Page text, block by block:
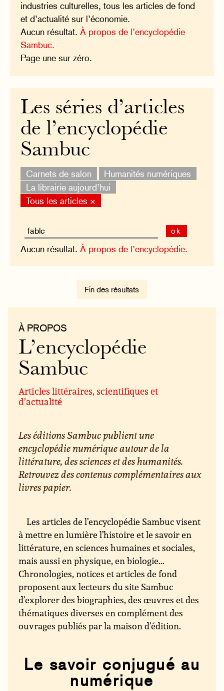
industries culturelles, tous les articles de fond
et d’actualité sur l’économie.
Aucun résultat.À propos de l’encyclopédie
Sambuc.
Page une sur zéro.
Les séries d’articles
de l’encyclopédie
Sambuc
Carnets de salon
Humanités numériques
La librairie aujourd’hui
Tous les articles ×
ok
Aucun résultat.À propos de l’encyclopédie.
Fin des résultats
À PROPOS
L’encyclopédie
Sambuc
Articles littéraires, scientifiques et
d’actualité
Les éditions Sambuc publient une
encyclopédie numérique autour de la
littérature, des sciences et des humanités.
Retrouvez des contenus complémentaires aux
livres papier.
Les articles de l’encyclopédie Sambuc visent
à mettre en lumière l’histoire et le savoir en
littérature, en sciences humaines et sociales,
mais aussi en physique, en biologie...
Chronologies, notices et articles de fond
proposent aux lecteurs du site Sambuc
d’explorer des biographies, des œuvres et des
thématiques diverses en complément des
ouvrages publiés par la maison d’édition.
Le savoir conjugué au
numérique